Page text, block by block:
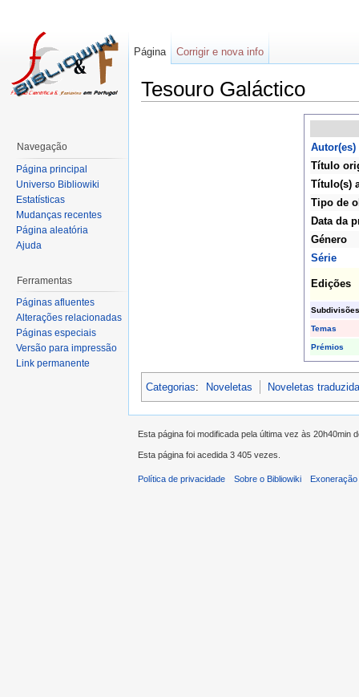
Tesouro Galáctico
Autor(es)
Título
Título(s)
Tipo de
Data da
Género
Série
Edições
Subdivisões
Temas
Prémios
Categorias: Noveletas Noveletas
Página Corrigir e nova info
Navegação
Página principal
Universo Bibliowiki
Estatísticas
Mudanças recentes
Página aleatória
Ajuda
Ferramentas
Páginas afluentes
Alterações relacionadas
Páginas especiais
Versão para impressão
Link permanente
Esta página foi modificada pela última vez às 20h40min
Esta página foi acedida 3 405 vezes.
Política de privacidade Sobre o Bibliowiki